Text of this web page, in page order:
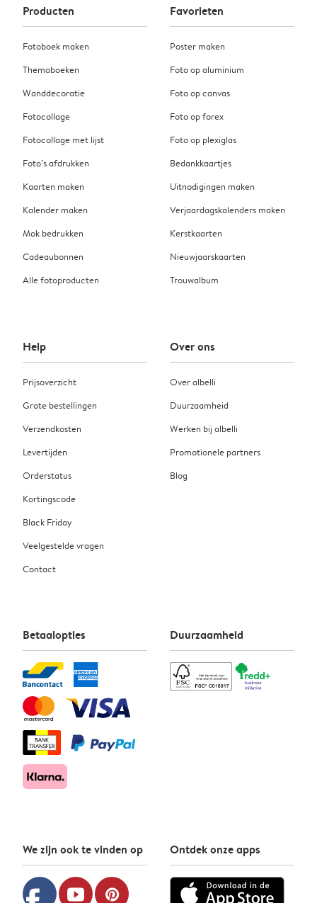
Producten
Fotoboek maken
Themaboeken
Wanddecoratie
Fotocollage
Fotocollage met lijst
Foto’s afdrukken
Kaarten maken
Kalender maken
Mok bedrukken
Cadeaubonnen
Alle fotoproducten
Favorieten
Poster maken
Foto op aluminium
Foto op canvas
Foto op forex
Foto op plexiglas
Bedankkaartjes
Uitnodigingen maken
Verjaardagskalenders maken
Kerstkaarten
Nieuwjaarskaarten
Trouwalbum
Help
Prijsoverzicht
Grote bestellingen
Verzendkosten
Levertijden
Orderstatus
Kortingscode
Black Friday
Veelgestelde vragen
Contact
Over ons
Over albelli
Duurzaamheid
Werken bij albelli
Promotionele partners
Blog
Betaalopties Duurzaamheid
We zijn ook te vinden op
youtube pinterest
Ontdek onze apps